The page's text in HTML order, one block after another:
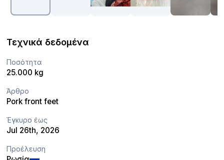
Τεχνικά δεδομένα
Ποσότητα
25.000 kg
Άρθρο
Pork front feet
Έγκυρο έως
Jul 26th, 2026
Προέλευση